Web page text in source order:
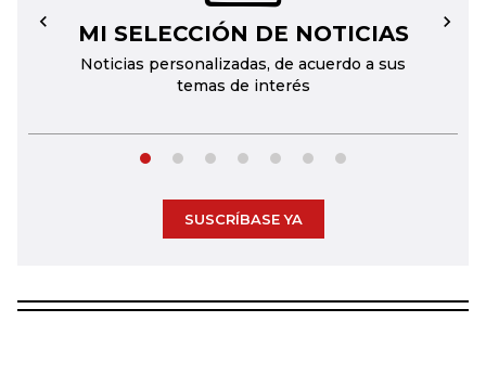
MI SELECCIÓN DE NOTICIAS
Noticias personalizadas, de acuerdo a sus
temas de interés
← →
SUSCRÍBASE YA